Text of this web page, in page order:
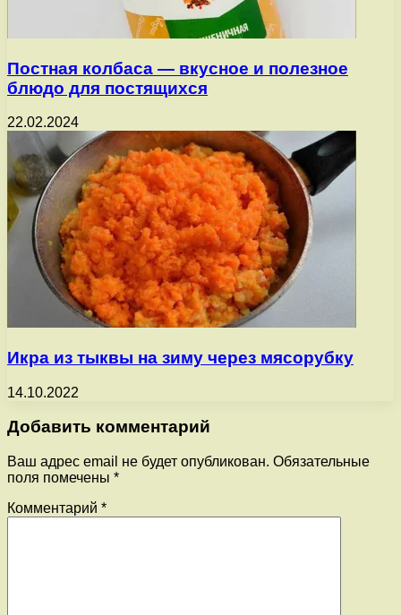
Постная колбаса — вкусное и полезное
блюдо для постящихся
22.02.2024
Икра из тыквы на зиму через мясорубку
14.10.2022
Добавить комментарий
Ваш адрес email не будет опубликован. Обязательные
поля помечены *
Комментарий *